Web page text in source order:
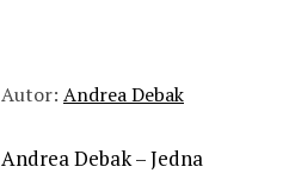
Autor: Andrea Debak
Andrea Debak – Jedna